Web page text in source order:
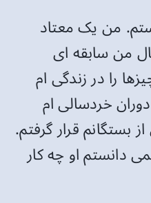
من یک معتاد
من سابقه ای
را در زندگی ام
خردسالی ام
بستگانم قرار گرفتم.
۴ بودم. نمی دانستم او چه کار